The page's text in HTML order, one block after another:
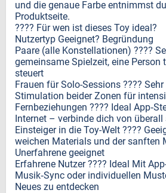
und die genaue Farbe entnimmst
Produktseite.
???? Für wen ist dieses Toy ideal?
Nutzertyp Geeignet? Begründung
Paare (alle Konstellationen) ????
gemeinsame Spielzeit, eine Person
steuert
Frauen für Solo-Sessions ????
Stimulation beider Zonen für
Fernbeziehungen ???? Ideal
Internet – verbinde dich von überall
Einsteiger in die Toy-Welt ????
weichen Materials und der sanften
Unerfahrene geeignet
Erfahrene Nutzer ???? Ideal Mit
Musik‑Sync oder individuellen
Neues zu entdecken